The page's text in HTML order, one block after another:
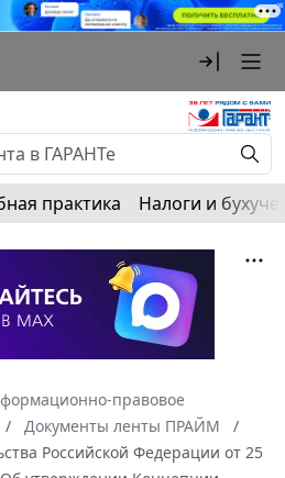
практика Налоги и
правовое
Документы ленты ПРАЙМ
Российской Федерации от 25